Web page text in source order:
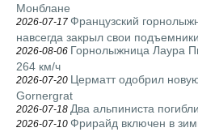
Монблане
2026-07-17 Французский
навсегда закрыл свои подъемники
2026-08-06 Горнолыжница Лаура
264 км/ч
2026-07-20 Церматт одобрил
Gornergrat
2026-07-18 Два альпиниста
2026-07-10 Фрирайд включен в